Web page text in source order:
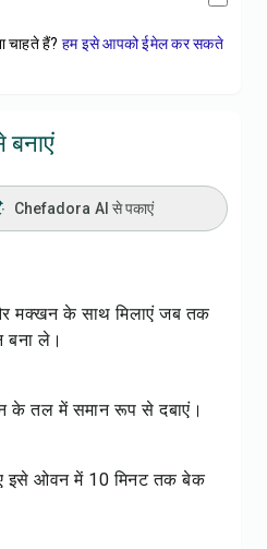
चाहते हैं? हम इसे आपको ईमेल कर सकते
Chefadora AI से पकाएं
मक्खन के साथ मिलाएं जब तक
बना ले।
के तल में समान रूप से दबाएं।
इसे ओवन में 10 मिनट तक बेक